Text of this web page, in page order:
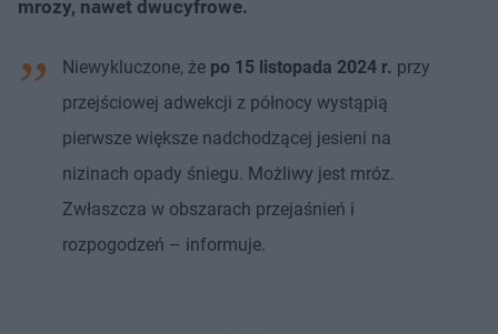
mrozy, nawet dwucyfrowe.
Niewykluczone, że po 15 listopada 2024 r. przy
przejściowej adwekcji z północy wystąpią
pierwsze większe nadchodzącej jesieni na
nizinach opady śniegu. Możliwy jest mróz.
Zwłaszcza w obszarach przejaśnień i
rozpogodzeń – informuje.